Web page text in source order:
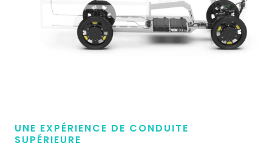
UNE EXPÉRIENCE DE CONDUITE
SUPÉRIEURE